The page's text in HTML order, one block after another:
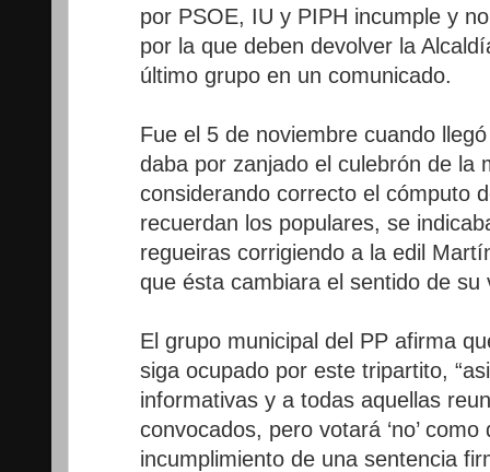
por PSOE, IU y PIPH incumple y
por la que deben devolver la
último grupo en un comunicado.
Fue el 5 de noviembre cuando
daba por zanjado el culebrón de la
considerando correcto el cómputo
recuerdan los populares, se
regueiras corrigiendo a la edil
que ésta cambiara el sentido de su
El grupo municipal del PP afirma
siga ocupado por este tripartito,
informativas y a todas aquellas
convocados, pero votará ‘no’
incumplimiento de una sentencia